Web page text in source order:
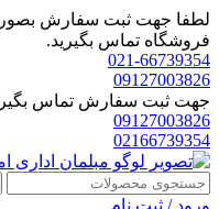
لطفا جهت ثبت سفارش بصورت
فروشگاه تماس بگیرید.
021-66739354
09127003826
جهت ثبت سفارش تماس
09127003826
02166739354
ورود / ثبت نام